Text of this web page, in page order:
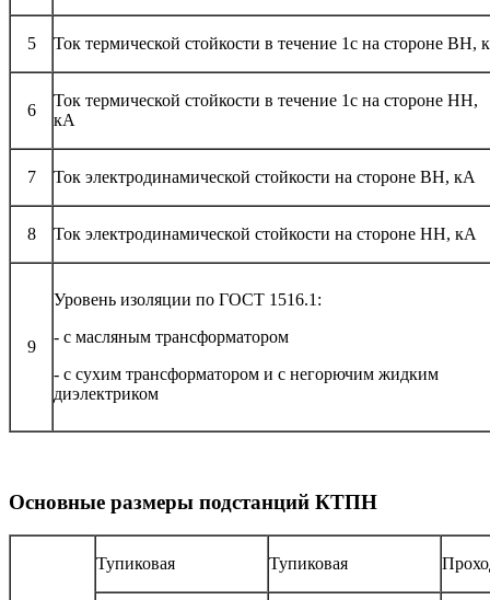
5 Ток термической стойкости в течение 1с на стороне ВН,
6
Ток термической стойкости в течение 1с на стороне НН,
кА
7 Ток электродинамической стойкости на стороне ВН, кА
8 Ток электродинамической стойкости на стороне НН, кА
9
Уровень изоляции по ГОСТ 1516.1:
- с масляным трансформатором
- с сухим трансформатором и с негорючим жидким
диэлектриком
Основные размеры подстанций КТПН
Тупиковая Тупиковая